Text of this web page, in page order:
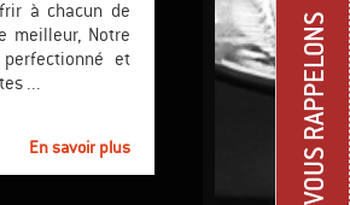
à chacun de
meilleur, Notre
et
...
En savoir plus NOUS VOUS RAPPELONS